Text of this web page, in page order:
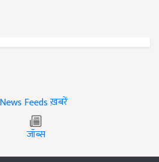
ख़बरें
जॉब्स